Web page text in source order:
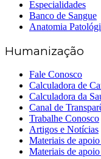
Especialidades
Banco de Sangue
Anatomia
Humanização
Fale Conosco
Calculadora de
Calculadora da
Canal de
Trabalhe Conosco
Artigos e Notícias
Materiais de
Materiais de